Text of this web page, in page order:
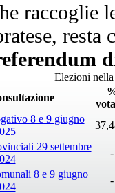
raccoglie
resta
Elezioni
8 e 9 giugno
29 settembre
-
8 e 9 giugno
-